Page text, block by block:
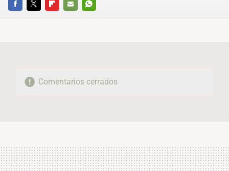
FACEBOOKTWITTERFLIPBOARD
E-
WHATSAPP
Comentarios cerrados